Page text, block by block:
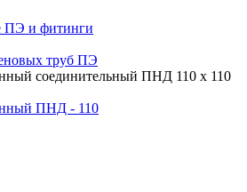
ПЭ и фитинги
труб ПЭ
соединительный ПНД 110 х 110